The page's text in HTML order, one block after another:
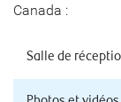
Canada :
Salle de